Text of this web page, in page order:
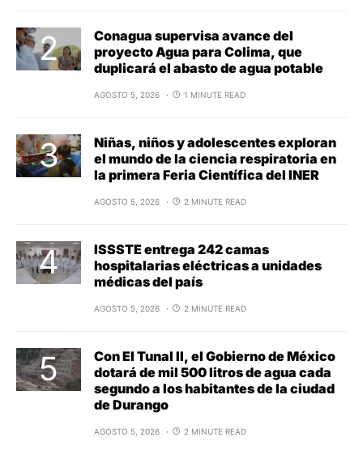
Conagua supervisa avance del
proyecto Agua para Colima, que
duplicará el abasto de agua potable
AGOSTO 5, 2026 1 MINUTE READ
Niñas, niños y adolescentes exploran
el mundo de la ciencia respiratoria en
la primera Feria Científica del INER
AGOSTO 5, 2026 2 MINUTE READ
ISSSTE entrega 242 camas
hospitalarias eléctricas a unidades
médicas del país
AGOSTO 5, 2026 2 MINUTE READ
Con El Tunal II, el Gobierno de México
dotará de mil 500 litros de agua cada
segundo a los habitantes de la ciudad
de Durango
AGOSTO 5, 2026 2 MINUTE READ